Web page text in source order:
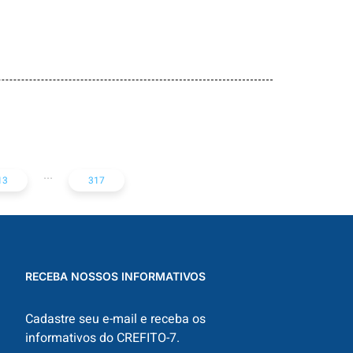
The Ideal Length of
... 317
RECEBA NOSSOS INFORMATIVOS
Cadastre seu e-mail e receba os
informativos do CREFITO-7.